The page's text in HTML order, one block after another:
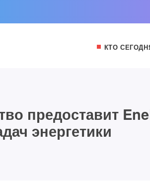
КТО
предоставит
энергетики